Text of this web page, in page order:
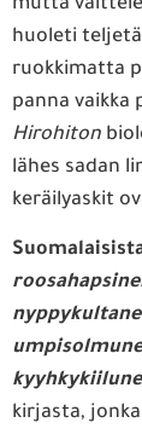
mutta
huoleti
ruokkimatta
panna vaikka
Hirohiton
lähes sadan
keräilyaskit
kirjasta,